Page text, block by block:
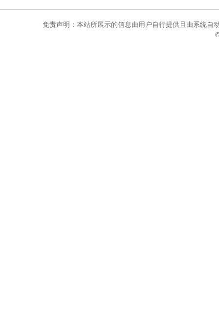
免责声明：本站所展示的信息由用户自行提供且由系统